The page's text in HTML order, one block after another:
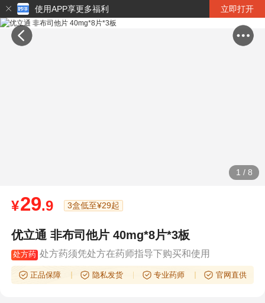
使用APP享更多福利 立即打开
1 / 8
¥29.9 3盒低至¥29起
优立通 非布司他片 40mg*8片*3板
处方药 处方药须凭处方在药师指导下购买和使用
正品保障 隐私发货 专业药师 官网直供